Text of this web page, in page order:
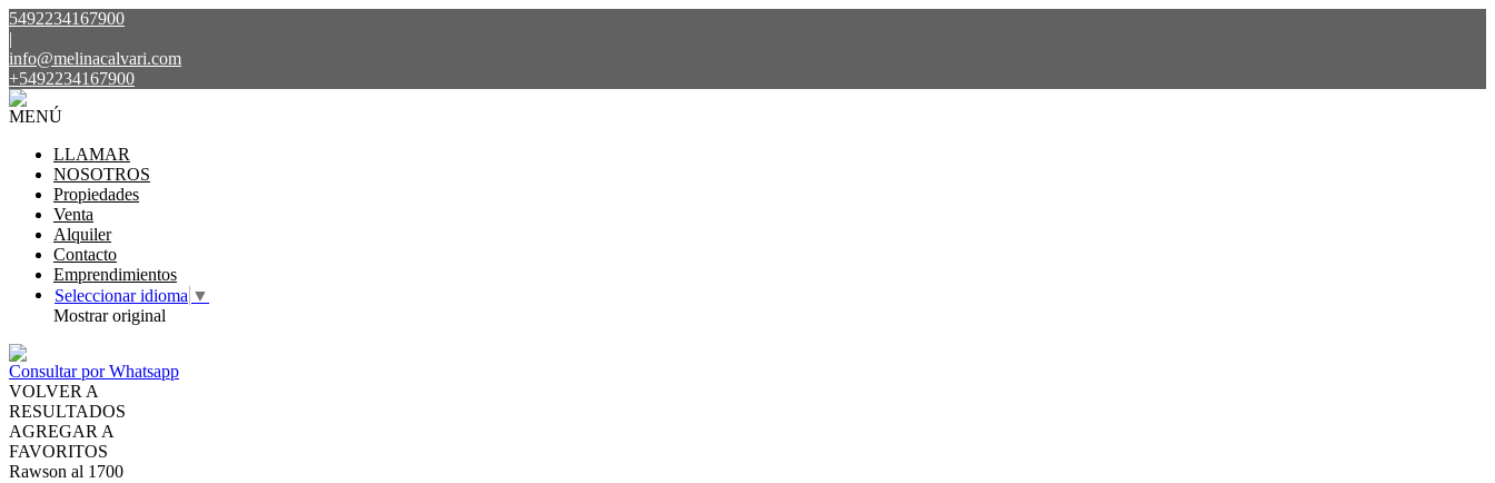
5492234167900
|
info@melinacalvari.com
+5492234167900
MENÚ
LLAMAR
NOSOTROS
Propiedades
Venta
Alquiler
Contacto
Emprendimientos
Seleccionar idioma ▼
Mostrar original
Consultar por Whatsapp
VOLVER A
RESULTADOS
AGREGAR A
FAVORITOS
Rawson al 1700